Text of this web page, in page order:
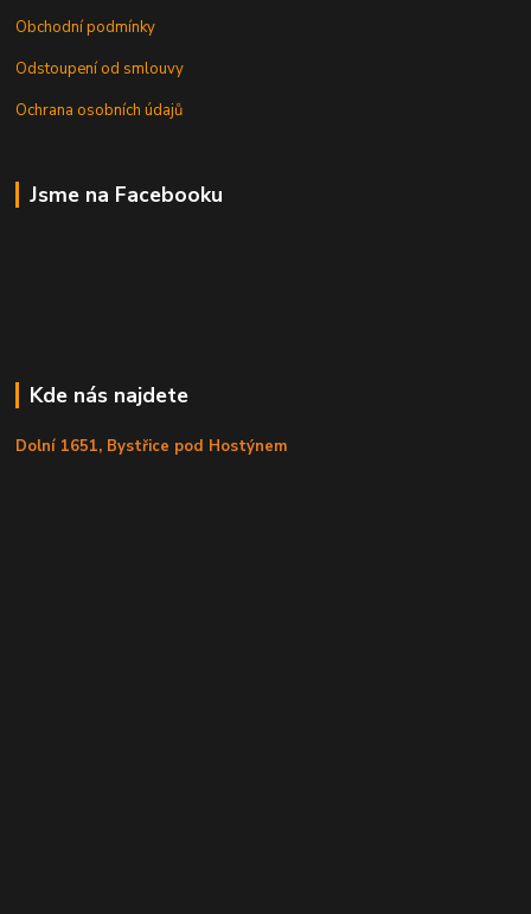
Obchodní podmínky
Odstoupení od smlouvy
Ochrana osobních údajů
Jsme na Facebooku
Kde nás najdete
Dolní 1651, Bystřice pod Hostýnem